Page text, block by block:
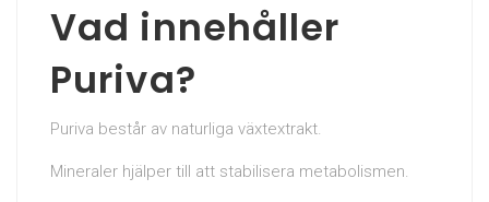
Vad innehåller
Puriva?
Puriva består av naturliga växtextrakt.
Mineraler hjälper till att stabilisera metabolismen.